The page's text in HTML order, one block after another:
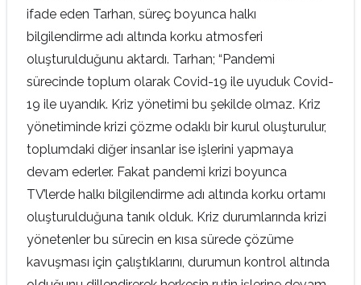
ifade eden Tarhan, süreç boyunca halkı
bilgilendirme adı altında korku atmosferi
oluşturulduğunu aktardı. Tarhan; “Pandemi
sürecinde toplum olarak Covid-19 ile uyuduk Covid-
19 ile uyandık. Kriz yönetimi bu şekilde olmaz. Kriz
yönetiminde krizi çözme odaklı bir kurul oluşturulur,
toplumdaki diğer insanlar ise işlerini yapmaya
devam ederler. Fakat pandemi krizi boyunca
TV’lerde halkı bilgilendirme adı altında korku ortamı
oluşturulduğuna tanık olduk. Kriz durumlarında krizi
yönetenler bu sürecin en kısa sürede çözüme
kavuşması için çalıştıklarını, durumun kontrol altında